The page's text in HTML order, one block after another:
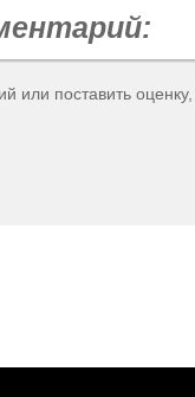
или поставить